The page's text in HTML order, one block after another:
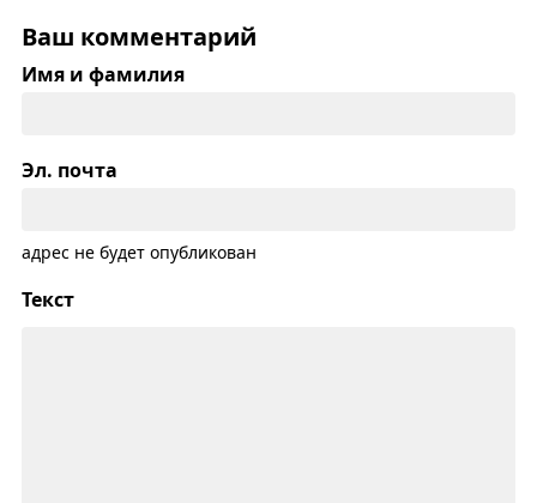
Ваш комментарий
Имя и фамилия
Эл. почта
адрес не будет опубликован
Текст